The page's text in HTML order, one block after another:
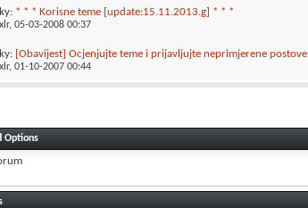
* * * Korisne teme [update:15.11.2013.g] * * *
xlr, 05-03-2008 00:37
[Obavijest] Ocjenjujte teme i prijavljujte neprimjerene postove
xlr, 01-10-2007 00:44
Options